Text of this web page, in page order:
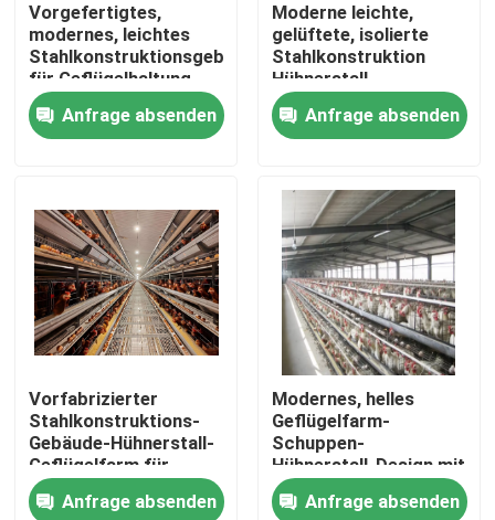
Produkte
Über uns
Qualitätskontrolle
Treten Sie mit uns in Verbindung
Vorgefertigtes,
modernes, leichtes
Stahlkonstruktionsgebäude
für Geflügelhaltung,
Hühnerställe,
Viehställe
Anfrage absenden
Moderne leichte,
gelüftete, isolierte
Stahlkonstruktion
Hühnerstall
hocheffiziente
Geflügelzucht
Gewerbliche Zucht
Anfrage absenden
Vorfabrizierter
Stahlkonstruktions-
Gebäude-Hühnerstall-
Geflügelfarm für
Hühnerfarmen
Anfrage absenden
Modernes, helles
Geflügelfarm-
Schuppen-
Hühnerstall-Design mit
Stahlkonstruktion
Anfrage absenden